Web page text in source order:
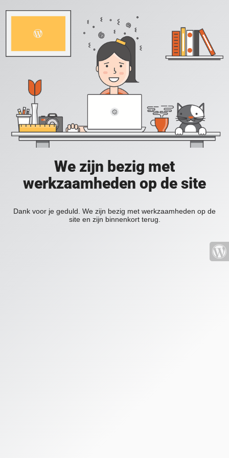
We zijn bezig met
werkzaamheden op de site
Dank voor je geduld. We zijn bezig met werkzaamheden op de
site en zijn binnenkort terug.